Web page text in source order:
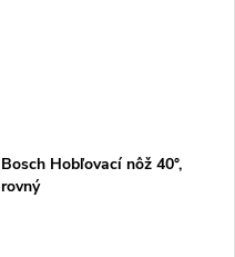
Bosch Hobľovací nôž 40°,
rovný